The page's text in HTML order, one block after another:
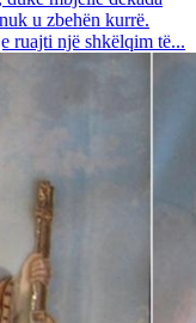
u zbehën kurrë.
ruajti një shkëlqim të...